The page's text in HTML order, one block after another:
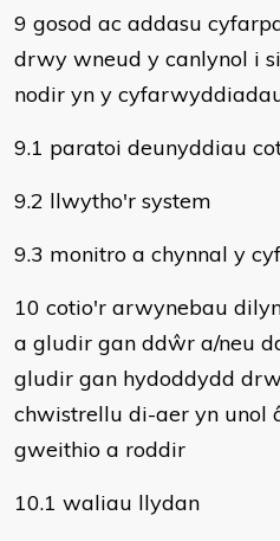
9 gosod ac addasu
drwy wneud y canlynol i
nodir yn y
9.1 paratoi deunyddiau
9.2 llwytho'r system
9.3 monitro a chynnal y
10 cotio'r arwynebau
a gludir gan ddŵr a/neu
gludir gan hydoddydd
chwistrellu di-aer yn unol
gweithio a roddir
10.1 waliau llydan